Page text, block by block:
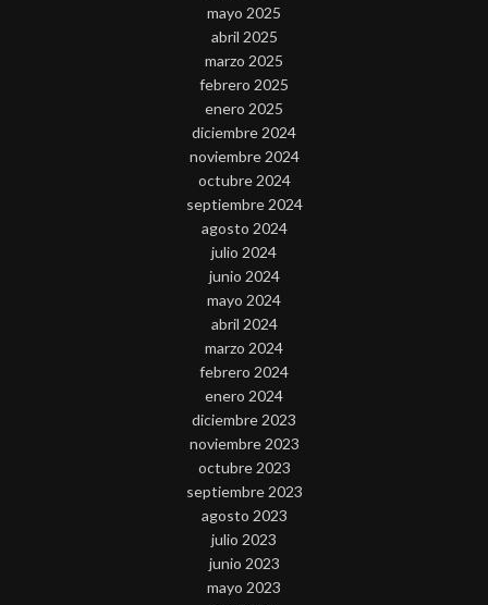
mayo 2025
abril 2025
marzo 2025
febrero 2025
enero 2025
diciembre 2024
noviembre 2024
octubre 2024
septiembre 2024
agosto 2024
julio 2024
junio 2024
mayo 2024
abril 2024
marzo 2024
febrero 2024
enero 2024
diciembre 2023
noviembre 2023
octubre 2023
septiembre 2023
agosto 2023
julio 2023
junio 2023
mayo 2023